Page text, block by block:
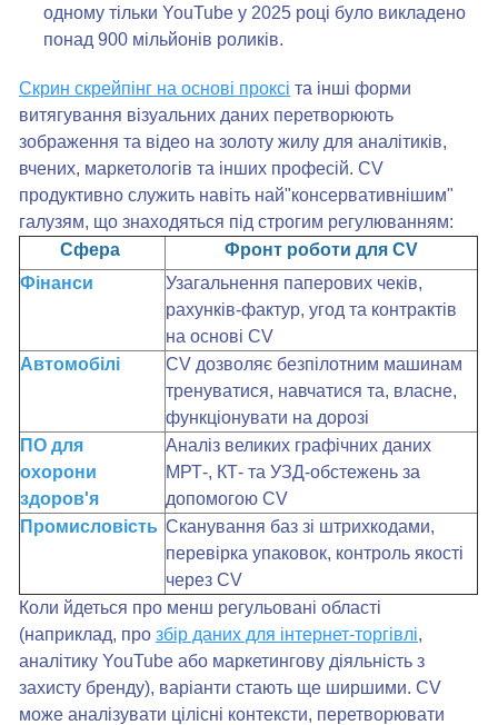
одному тільки YouTube у 2025 році було викладено
понад 900 мільйонів роликів.
Скрин скрейпінг на основі проксі та інші форми
витягування візуальних даних перетворюють
зображення та відео на золоту жилу для аналітиків,
вчених, маркетологів та інших професій. CV
продуктивно служить навіть най"консервативнішим"
галузям, що знаходяться під строгим регулюванням:
Сфера
Фронт роботи для CV
Фінанси
Узагальнення паперових чеків,
рахунків-фактур, угод та контрактів
на основі CV
Автомобілі
CV дозволяє безпілотним машинам
тренуватися, навчатися та, власне,
функціонувати на дорозі
ПО для
охорони
здоров'я
Аналіз великих графічних даних
МРТ-, КТ- та УЗД-обстежень за
допомогою CV
Промисловість Сканування баз зі штрихкодами,
перевірка упаковок, контроль якості
через CV
Коли йдеться про менш регульовані області
(наприклад, про збір даних для інтернет-торгівлі,
аналітику YouTube або маркетингову діяльність з
захисту бренду), варіанти стають ще ширшими. CV
може аналізувати цілісні контексти, перетворювати